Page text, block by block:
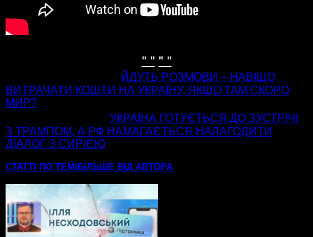
" " " "
ЙДУТЬ РОЗМОВИ – НАВІЩО
ВИТРАЧАТИ КОШТИ НА УКРАЇНУ, ЯКЩО ТАМ СКОРО
МИР?
УКРАЇНА ГОТУЄТЬСЯ ДО ЗУСТРІЧІ
З ТРАМПОМ, А РФ НАМАГАЄТЬСЯ НАЛАГОДИТИ
ДІАЛОГ З СИРІЄЮ
СТАТТІ ПО ТЕМІ БІЛЬШЕ ВІД АВТОРА